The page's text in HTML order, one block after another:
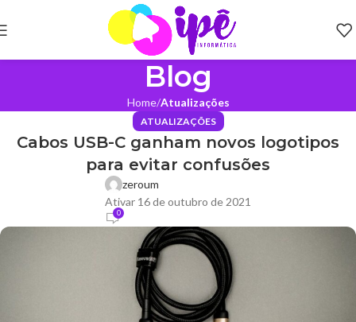
Blog
Home Atualizações
ATUALIZAÇÕES
Cabos USB-C ganham novos logotipos
para evitar confusões
zeroum
Ativar 16 de outubro de 2021
0